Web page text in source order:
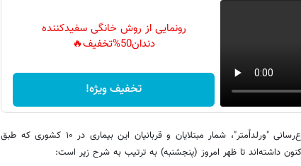
رونمایی از روش خانگی سفیدکننده
دندان50%تخفیف🔥
تخفیف ویژه!
بنابر جدول به‌روز شده در پایگاه اطلاع‌رسانی "ورلداُمتر"، شمار مبتلایان و قربانیان این بیماری در ۱۰ کشوری که طبق
داشته‌اند تا ظهر امروز (پنجشنبه) به ترتیب به شرح زیر است: